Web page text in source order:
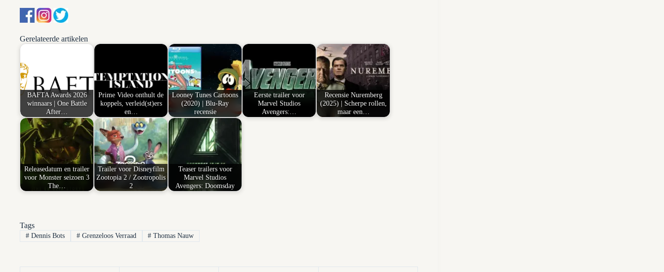
Gerelateerde artikelen
BAFTA Awards 2026
winnaars | One Battle
After…
Prime Video onthult de
koppels, verleid(st)ers
en…
Looney Tunes Cartoons
(2020) | Blu-Ray
recensie
Eerste trailer voor
Marvel Studios
Avengers:…
Recensie Nuremberg
(2025) | Scherpe rollen,
maar een…
Releasedatum en trailer
voor Monster seizoen 3
The…
Trailer voor Disneyfilm
Zootopia 2 / Zootropolis
2
Teaser trailers voor
Marvel Studios
Avengers: Doomsday
Tags
#Dennis Bots #Grenzeloos Verraad # Thomas Nauw